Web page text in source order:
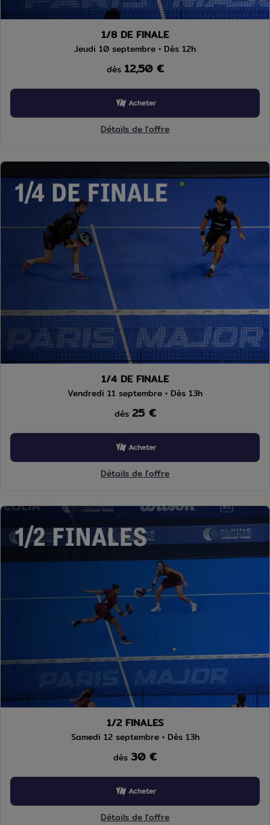
1/8 DE FINALE
Jeudi 10 septembre • Dès 12h
dès 12,50 €
Acheter
Détails de l'offre
1/4 DE FINALE
Vendredi 11 septembre • Dès 13h
dès 25 €
Acheter
Détails de l'offre
1/2 FINALES
Samedi 12 septembre • Dès 13h
dès 30 €
Acheter
Détails de l'offre